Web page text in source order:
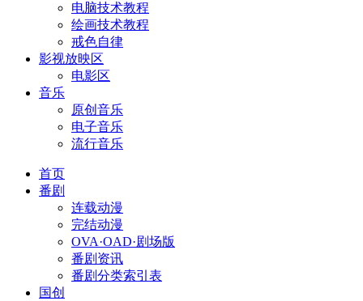
电脑技术教程
绘画技术教程
戒色自律
影视放映区
电影区
音乐
原创音乐
电子音乐
流行音乐
首页
番剧
连载动漫
完结动漫
OVA·OAD·剧场版
番剧资讯
番剧分类索引表
国创